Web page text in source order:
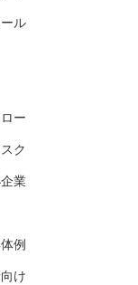
ル
ー
ク
業
例
け